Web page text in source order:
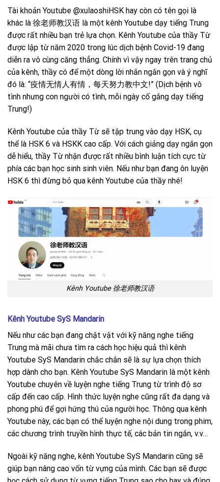
Tài khoản Youtube @xulaoshiHSK hay còn có tên gọi là
khác là 徐老师教汉语 là một kênh Youtube dạy tiếng Trung
được rất nhiều bạn trẻ lựa chọn. Kênh Youtube của thầy Từ
được lập từ năm 2020 trong lúc dịch bệnh Covid-19 đang
diễn ra vô cùng căng thẳng. Chính vì vậy ngay trên trang chủ
của kênh, thầy có để một dòng lời nhắn ngắn gọn và ý nghĩ
đó là: “疫情无情人有情，每天努力教中文!” (Dịch bệnh vô
tình nhưng con người có tình, mỗi ngày cố gắng dạy tiếng
Trung!)
Kênh Youtube của thầy Từ sẽ tập trung vào dạy HSK, cụ
thể là HSK 6 và HSKK cao cấp. Với cách giảng dạy ngắn gọn
dễ hiểu, thầy Từ nhận được rất nhiều bình luận tích cực từ
phía các bạn học sinh sinh viên. Nếu như bạn đang ôn luyện
HSK 6 thì đừng bỏ qua kênh Youtube của thầy nhé!
Kênh Youtube 徐老师教汉语
Kênh Youtube SyS Mandarin
Nếu như các bạn đang chật vật với kỹ năng nghe tiếng
Trung mà mãi chưa tìm ra cách học hiệu quả thì kênh
Youtube SyS Mandarin chắc chắn sẽ là sự lựa chọn thích
hợp dành cho bạn. Kênh Youtube SyS Mandarin là một kênh
Youtube chuyên về luyện nghe tiếng Trung từ trình độ sơ
cấp đến cao cấp. Hình thức luyện nghe cũng rất đa dạng và
phong phú để gợi hứng thú của người học. Thông qua kênh
Youtube này, các bạn có thể luyện nghe nội dung trong phim,
các chương trình truyền hình thực tế, các bản tin ngắn, v.v…
Ngoài kỹ năng nghe, kênh Youtube SyS Mandarin cũng sẽ
giúp bạn nâng cao vốn từ vựng của mình. Các bạn sẽ được